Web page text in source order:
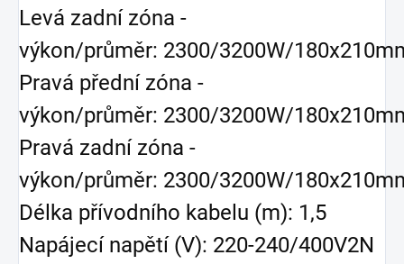
Levá zadní zóna -
výkon/průměr: 2300/3200W/
Pravá přední zóna -
výkon/průměr: 2300/3200W/
Pravá zadní zóna -
výkon/průměr: 2300/3200W/
Délka přívodního kabelu (m): 1,5
Napájecí napětí (V): 220-240/400V2N